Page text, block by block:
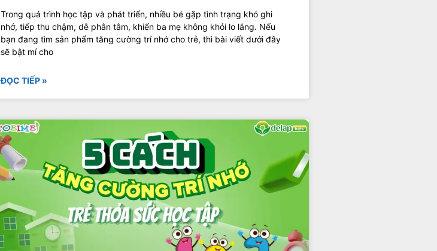
Trong quá trình học tập và phát triển, nhiều bé gặp tình trạng khó ghi
nhớ, tiếp thu chậm, dễ phân tâm, khiến ba mẹ không khỏi lo lắng. Nếu
bạn đang tìm sản phẩm tăng cường trí nhớ cho trẻ, thì bài viết dưới đây
sẽ bật mí cho
ĐỌC TIẾP »